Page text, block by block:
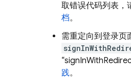
取错误代码列表，
档。
需重定向到登录页
践。